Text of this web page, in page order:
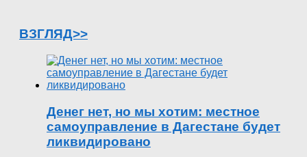
ВЗГЛЯД>>
Денег нет, но мы хотим: местное
самоуправление в Дагестане будет
ликвидировано